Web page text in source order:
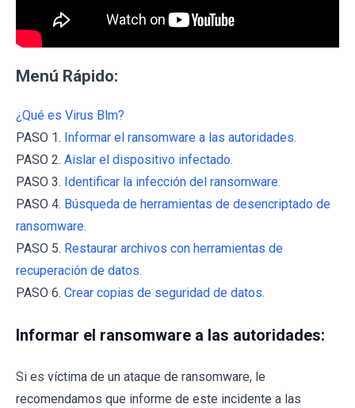
Menú Rápido:
¿Qué es Virus Blm?
PASO 1. Informar el ransomware a las autoridades.
PASO 2. Aislar el dispositivo infectado.
PASO 3. Identificar la infección del ransomware.
PASO 4. Búsqueda de herramientas de desencriptado de
ransomware.
PASO 5. Restaurar archivos con herramientas de
recuperación de datos.
PASO 6. Crear copias de seguridad de datos.
Informar el ransomware a las autoridades:
Si es víctima de un ataque de ransomware, le
recomendamos que informe de este incidente a las